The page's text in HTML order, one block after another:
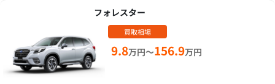
フォレスター
買取相場
9.8万円～156.9万円